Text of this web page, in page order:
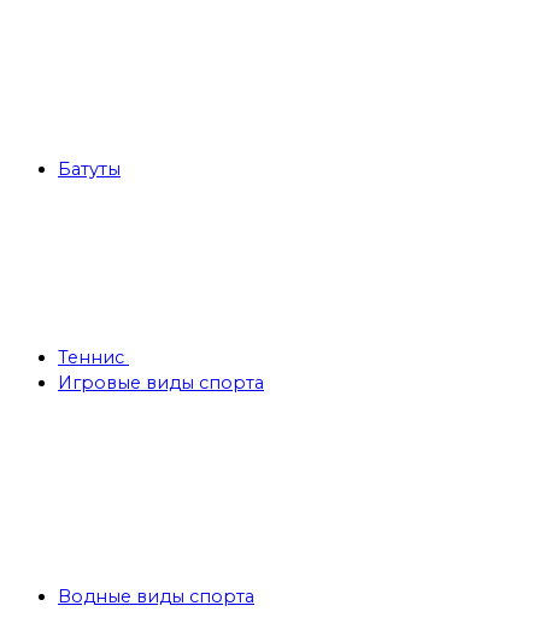
Батуты
Теннис
Игровые виды спорта
Водные виды спорта